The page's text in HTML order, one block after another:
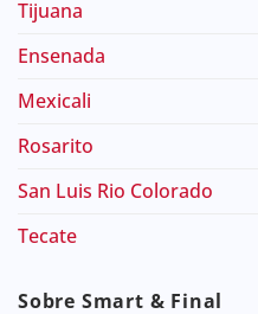
Tijuana
Ensenada
Mexicali
Rosarito
San Luis Rio Colorado
Tecate
Sobre Smart & Final